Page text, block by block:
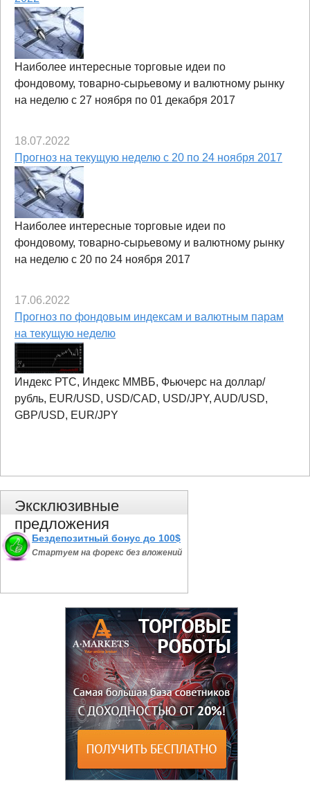
Наиболее интересные торговые идеи по
фондовому, товарно-сырьевому и валютному рынку
на неделю с 27 ноября по 01 декабря 2017
18.07.2022
Прогноз на текущую неделю с 20 по 24 ноября 2017
Наиболее интересные торговые идеи по
фондовому, товарно-сырьевому и валютному рынку
на неделю с 20 по 24 ноября 2017
17.06.2022
Прогноз по фондовым индексам и валютным парам
на текущую неделю
Индекс РТС, Индекс ММВБ, Фьючерс на доллар/
рубль, EUR/USD, USD/CAD, USD/JPY, AUD/USD,
GBP/USD, EUR/JPY
Эксклюзивные
предложения
Бездепозитный бонус до 100$
Стартуем на форекс без вложений